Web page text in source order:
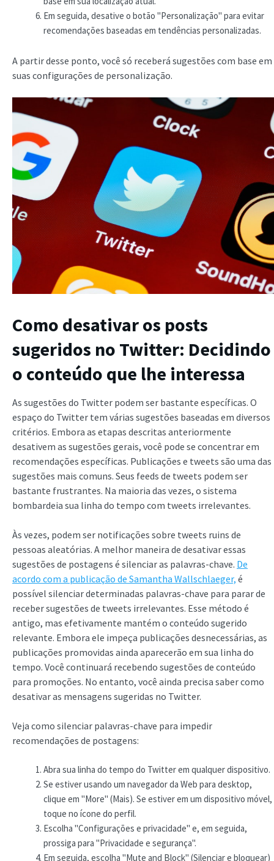
Em seguida, desative o botão "Personalização" para evitar
recomendações baseadas em tendências personalizadas.
A partir desse ponto, você só receberá sugestões com base em
suas configurações de personalização.
Como desativar os posts
sugeridos no Twitter: Decidindo
o conteúdo que lhe interessa
As sugestões do Twitter podem ser bastante específicas. O
espaço do Twitter tem várias sugestões baseadas em diversos
critérios. Embora as etapas descritas anteriormente
desativem as sugestões gerais, você pode se concentrar em
recomendações específicas. Publicações e tweets são uma das
sugestões mais comuns. Seus feeds de tweets podem ser
bastante frustrantes. Na maioria das vezes, o sistema
bombardeia sua linha do tempo com tweets irrelevantes.
Às vezes, podem ser notificações sobre tweets ruins de
pessoas aleatórias. A melhor maneira de desativar essas
sugestões de postagens é silenciar as palavras-chave. De
acordo com a publicação de Samantha Wallschlaeger, é
possível silenciar determinadas palavras-chave para parar de
receber sugestões de tweets irrelevantes. Esse método é
antigo, mas efetivamente mantém o conteúdo sugerido
relevante. Embora ele impeça publicações desnecessárias, as
publicações promovidas ainda aparecerão em sua linha do
tempo. Você continuará recebendo sugestões de conteúdo
para promoções. No entanto, você ainda precisa saber como
desativar as mensagens sugeridas no Twitter.
Veja como silenciar palavras-chave para impedir
recomendações de postagens:
Abra sua linha do tempo do Twitter em qualquer dispositivo.
Se estiver usando um navegador da Web para desktop,
clique em "More" (Mais). Se estiver em um dispositivo móvel,
toque no ícone do perfil.
Escolha "Configurações e privacidade" e, em seguida,
prossiga para "Privacidade e segurança".
Em seguida, escolha "Mute and Block" (Silenciar e bloquear)